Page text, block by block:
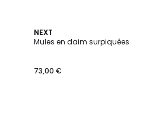
NEXT
Mules en daim surpiquées
73,00 €